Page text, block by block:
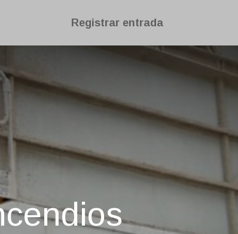
Registrar entrada